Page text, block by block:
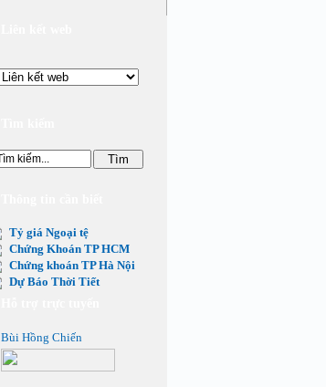
Tỷ giá Ngoại tệ
Chứng Khoán TP HCM
Chứng khoán TP Hà Nội
Dự Báo Thời Tiết
Bùi Hồng Chiến